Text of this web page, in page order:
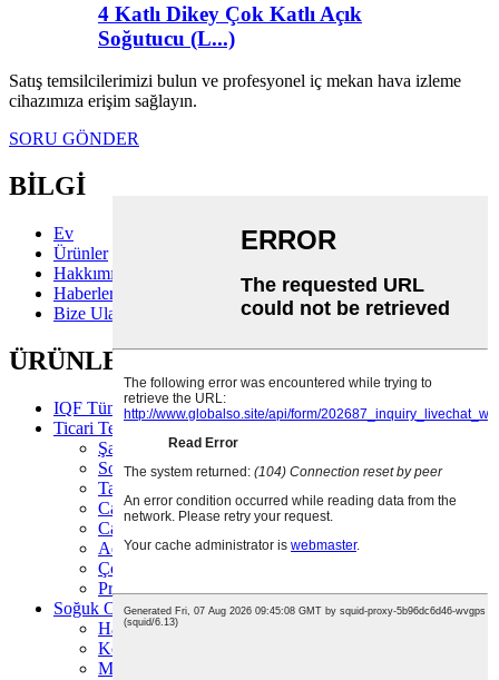
4 Katlı Dikey Çok Katlı Açık
Soğutucu (L...)
Satış temsilcilerimizi bulun ve profesyonel iç mekan hava izleme
cihazımıza erişim sağlayın.
SORU GÖNDER
BİLGİ
Ev
Ürünler
Hakkımızda
Haberler
Bize Ulaşın
ÜRÜNLER
IQF Tünel Dondurucu
Ticari Teşhir Buzdolabı
Şarküteri Ürünleri Vitrin Tezgahı
Soğuk Hava Deposu
Taze Et Teşhir Tezgahı
Cam Kapılı Dikey Soğutucu
Cam Kapılı Dik Derin Dondurucu
Ada Dondurucusu
Çok Katlı Açık Soğutucu
Promosyon Teşhir Buzdolabı
Soğuk Oda/Depo
Hava Soğutucu
Konteyner Soğuk Deposu
Meyve ve Sebze Depolama